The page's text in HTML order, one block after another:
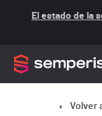
El estado de la
Volver